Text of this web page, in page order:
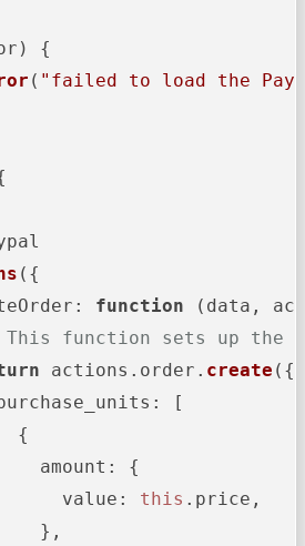
{
( "failed to load the
({
: function ( data,
function sets up the
actions. order . create ({
: [
amount : {
value : this . price ,